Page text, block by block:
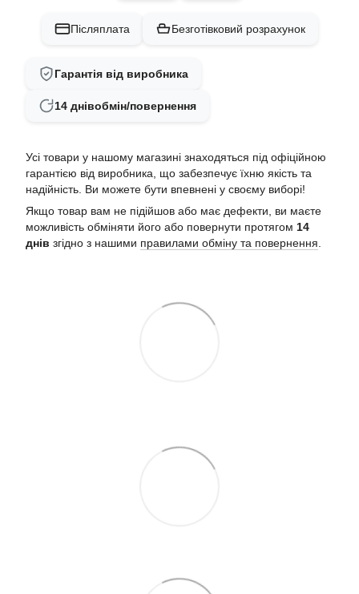
Післяплата Безготівковий розрахунок
Гарантія від виробника
14 днівобмін/повернення
Усі товари у нашому магазині знаходяться під офіційною
гарантією від виробника, що забезпечує їхню якість та
надійність. Ви можете бути впевнені у своєму виборі!
Якщо товар вам не підійшов або має дефекти, ви маєте
можливість обміняти його або повернути протягом 14
днів згідно з нашими правилами обміну та повернення